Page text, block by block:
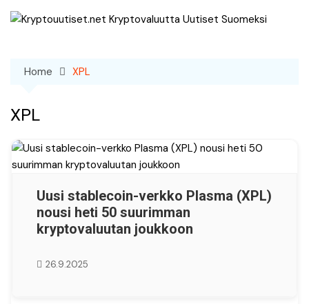
Skip
Home XPL
XPL
Uusi stablecoin-verkko Plasma (XPL)
nousi heti 50 suurimman
kryptovaluutan joukkoon
26.9.2025